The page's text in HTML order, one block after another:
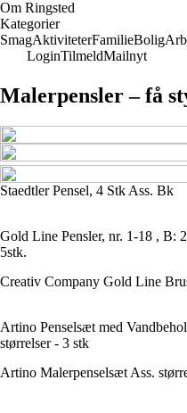
Om Ringsted
Kategorier
SmagAktiviteterFamilieBolig
LoginTilmeldMailnyt
Malerpensler – få
Staedtler Pensel, 4 Stk Ass. Bk
Gold Line Pensler, nr. 1-18 , B:
5stk.
Creativ Company Gold Line
Artino Penselsæt med
størrelser - 3 stk
Artino Malerpenselsæt Ass.